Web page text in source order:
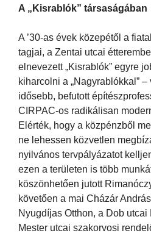
A „Kisrablók” társaságában
A ’30-as évek közepétől a
tagjai, a Zentai utcai
elnevezett „Kisrablók” egyre
kiharcolni a „Nagyrablókkal”
idősebb, befutott
CIRPAC-os radikálisan
Elérték, hogy a közpénzből
ne lehessen közvetlen
nyilvános tervpályázatot
ezen a területen is több
köszönhetően jutott
követően a mai Cházár
Nyugdíjas Otthon, a Dob utcai
Mester utcai szakorvosi